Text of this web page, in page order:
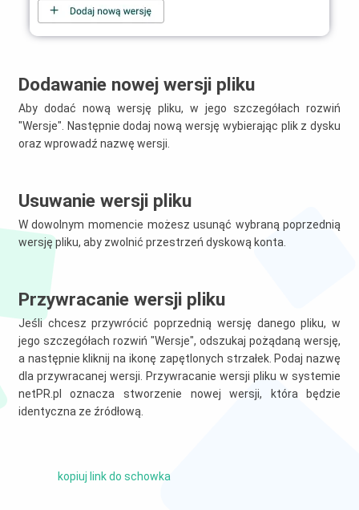
Dodawanie nowej wersji pliku
Aby dodać nową wersję pliku, w jego szczegółach rozwiń
"Wersje". Następnie dodaj nową wersję wybierając plik z dysku
oraz wprowadź nazwę wersji.
Usuwanie wersji pliku
W dowolnym momencie możesz usunąć wybraną poprzednią
wersję pliku, aby zwolnić przestrzeń dyskową konta.
Przywracanie wersji pliku
Jeśli chcesz przywrócić poprzednią wersję danego pliku, w
jego szczegółach rozwiń "Wersje", odszukaj pożądaną wersję,
a następnie kliknij na ikonę zapętlonych strzałek. Podaj nazwę
dla przywracanej wersji. Przywracanie wersji pliku w systemie
netPR.pl oznacza stworzenie nowej wersji, która będzie
identyczna ze źródłową.
kopiuj link do schowka